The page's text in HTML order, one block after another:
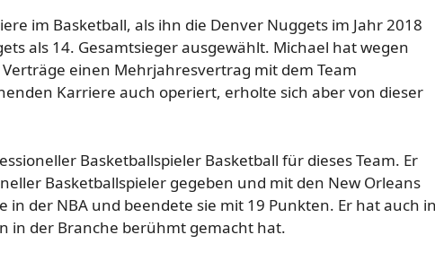
im Basketball, als ihn die Denver Nuggets im Jahr 2018
als 14. Gesamtsieger ausgewählt. Michael hat wegen
einen Mehrjahresvertrag mit dem Team
Karriere auch operiert, erholte sich aber von dieser
Basketballspieler Basketball für dieses Team. Er
Basketballspieler gegeben und mit den New Orleans
in der NBA und beendete sie mit 19 Punkten. Er hat auch
in der Branche berühmt gemacht hat.